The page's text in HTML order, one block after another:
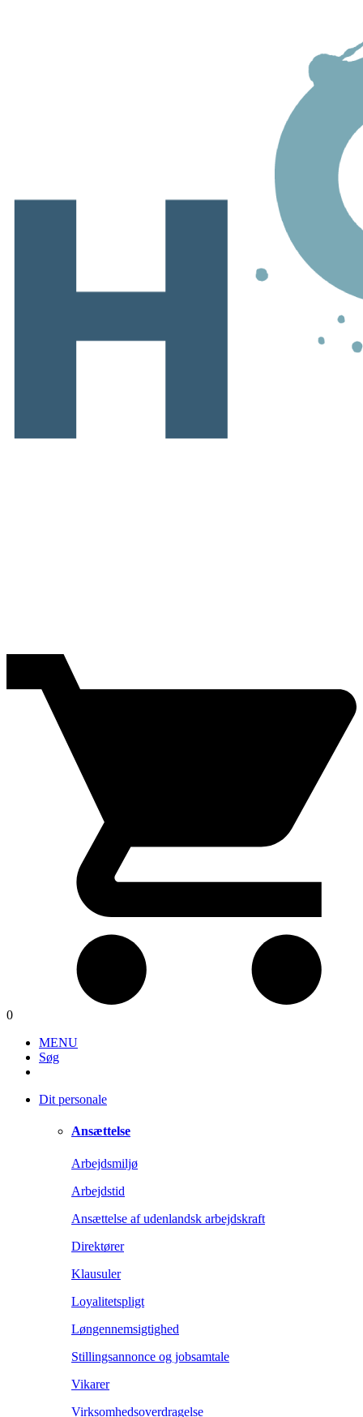
0
MENU
Søg
Dit personale
Ansættelse
Arbejdsmiljø
Arbejdstid
Ansættelse af udenlandsk arbejdskraft
Direktører
Klausuler
Loyalitetspligt
Løngennemsigtighed
Stillingsannonce og jobsamtale
Vikarer
Virksomhedsoverdragelse